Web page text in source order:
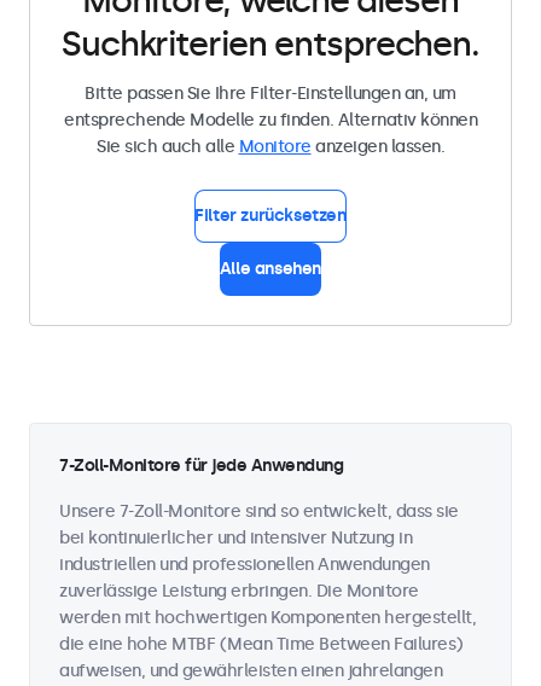
Suchkriterien entsprechen.
Bitte passen Sie Ihre Filter-Einstellungen an, um
entsprechende Modelle zu finden. Alternativ können
Sie sich auch alle Monitore anzeigen lassen.
Filter zurücksetzen
Alle ansehen
7-Zoll-Monitore für jede Anwendung
Unsere 7-Zoll-Monitore sind so entwickelt, dass sie
bei kontinuierlicher und intensiver Nutzung in
industriellen und professionellen Anwendungen
zuverlässige Leistung erbringen. Die Monitore
werden mit hochwertigen Komponenten hergestellt,
die eine hohe MTBF (Mean Time Between Failures)
aufweisen, und gewährleisten einen jahrelangen